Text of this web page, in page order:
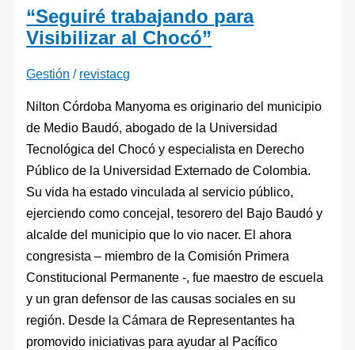
“Seguiré trabajando para
Visibilizar al Chocó”
Gestión / revistacg
Nilton Córdoba Manyoma es originario del municipio
de Medio Baudó, abogado de la Universidad
Tecnológica del Chocó y especialista en Derecho
Público de la Universidad Externado de Colombia.
Su vida ha estado vinculada al servicio público,
ejerciendo como concejal, tesorero del Bajo Baudó y
alcalde del municipio que lo vio nacer. El ahora
congresista – miembro de la Comisión Primera
Constitucional Permanente -, fue maestro de escuela
y un gran defensor de las causas sociales en su
región. Desde la Cámara de Representantes ha
promovido iniciativas para ayudar al Pacífico